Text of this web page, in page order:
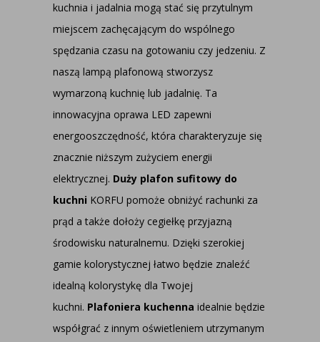
kuchnia i jadalnia mogą stać się przytulnym
miejscem zachęcającym do wspólnego
spędzania czasu na gotowaniu czy jedzeniu. Z
naszą lampą plafonową stworzysz
wymarzoną kuchnię lub jadalnię. Ta
innowacyjna oprawa LED zapewni
energooszczędność, która charakteryzuje się
znacznie niższym zużyciem energii
elektrycznej. Duży plafon sufitowy do
kuchni KORFU pomoże obniżyć rachunki za
prąd a także dołoży cegiełkę przyjazną
środowisku naturalnemu. Dzięki szerokiej
gamie kolorystycznej łatwo będzie znaleźć
idealną kolorystykę dla Twojej
kuchni. Plafoniera kuchenna idealnie będzie
współgrać z innym oświetleniem utrzymanym